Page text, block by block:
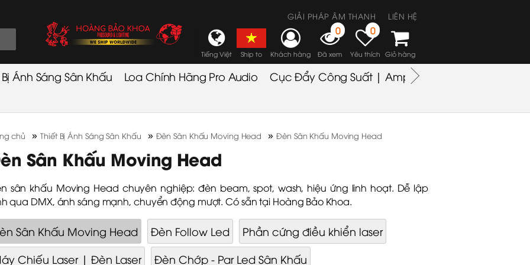
LIÊN HỆ
GIẢI PHÁP ÂM THANH
Tiếng Việt Ship to Khách hàng
0
Đã xem
0
Yêu thích Giỏ hàng
Ánh Sáng Sân Khấu Loa Chính Hãng Pro Audio Cục Đẩy Công Suất | Amplifiers
chủ »Thiết Bị Ánh Sáng Sân Khấu » Đèn Sân Khấu Moving Head »Đèn Sân Khấu Moving Head
Sân Khấu Moving Head
sân khấu Moving Head chuyên nghiệp: đèn beam, spot, wash, hiệu ứng linh hoạt. Dễ lập
qua DMX, ánh sáng mạnh, chuyển động mượt. Có sẵn tại Hoàng Bảo Khoa.
Sân Khấu Moving Head Đèn Follow Led
Phần cứng điều khiển laser
Chiếu Laser | Đèn Laser
Đèn Chớp - Par Led Sân Khấu